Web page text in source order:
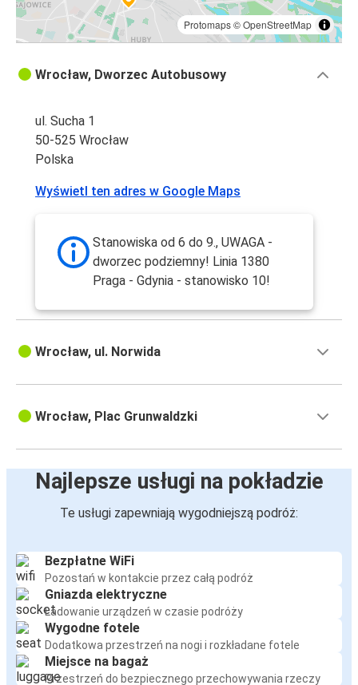
Protomaps©OpenStreetMap
Wrocław, Dworzec Autobusowy
ul. Sucha 1
50-525 Wrocław
Polska
Wyświetl ten adres w Google Maps
Stanowiska od 6 do 9., UWAGA -
dworzec podziemny! Linia 1380
Praga - Gdynia - stanowisko 10!
Wrocław, ul. Norwida
Wrocław, Plac Grunwaldzki
Najlepsze usługi na pokładzie
Te usługi zapewniają wygodniejszą podróż:
Bezpłatne WiFi
Pozostań w kontakcie przez całą podróż
Gniazda elektryczne
Ładowanie urządzeń w czasie podróży
Wygodne fotele
Dodatkowa przestrzeń na nogi i rozkładane fotele
Miejsce na bagaż
Przestrzeń do bezpiecznego przechowywania rzeczy